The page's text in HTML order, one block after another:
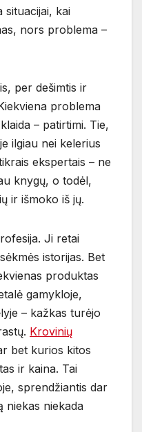
situacijai, kai
nors problema –
per dešimtis ir
problema
– patirtimi. Tie,
ilgiau nei kelerius
ekspertais – ne
knygų, o todėl,
ir išmoko iš jų.
Ji retai
istorijas. Bet
produktas
gamykloje,
– kažkas turėjo
Krovinių
bet kurios kitos
ir kaina. Tai
sprendžiantis dar
niekas niekada